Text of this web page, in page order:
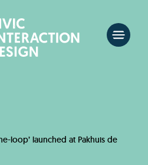
loop’ launched at Pakhuis de